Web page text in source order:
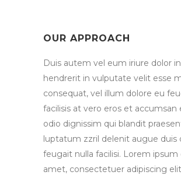
OUR APPROACH
Duis autem vel eum iriure dolor in
hendrerit in vulputate velit esse
consequat, vel illum dolore eu
facilisis at vero eros et accumsan
odio dignissim qui blandit
luptatum zzril delenit augue duis
feugait nulla facilisi. Lorem ipsum
amet, consectetuer adipiscing